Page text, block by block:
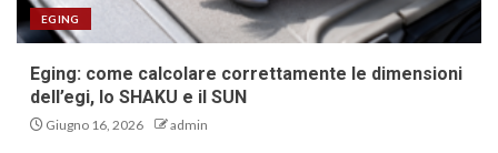
EGING
Eging: come calcolare correttamente le dimensioni
dell’egi, lo SHAKU e il SUN
Giugno 16, 2026 admin